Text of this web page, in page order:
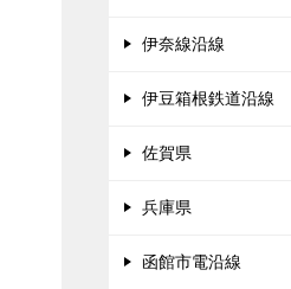
伊奈線沿線
伊豆箱根鉄道沿線
佐賀県
兵庫県
函館市電沿線